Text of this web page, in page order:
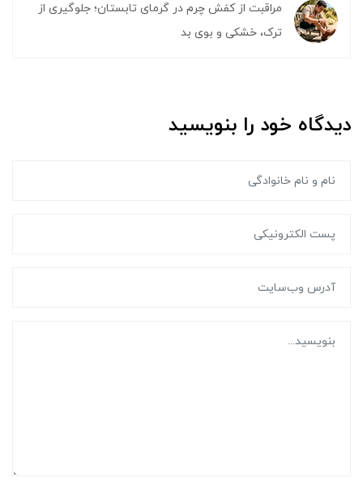
مراقبت از کفش چرم در گرمای تابستان؛ جلوگیری از
ترک، خشکی و بوی بد
دیدگاه خود را بنویسید